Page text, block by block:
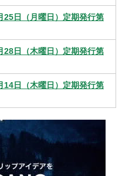
25日（月曜日）定期発行第
28日（木曜日）定期発行第
14日（木曜日）定期発行第